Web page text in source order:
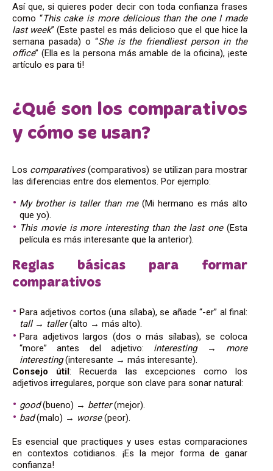
Así que, si quieres poder decir con toda confianza frases
como “This cake is more delicious than the one I made
last week” (Este pastel es más delicioso que el que hice la
semana pasada) o “She is the friendliest person in the
office” (Ella es la persona más amable de la oficina), ¡este
artículo es para ti!
¿Qué son los comparativos
y cómo se usan?
Los comparatives(comparativos) se utilizan para mostrar
las diferencias entre dos elementos. Por ejemplo:
My brother is taller than me(Mi hermano es más alto
que yo).
This movie is more interesting than the last one(Esta
película es más interesante que la anterior).
Reglas básicas para formar
comparativos
Para adjetivos cortos (una sílaba), se añade “-er” al final:
tall→ taller(alto → más alto).
Para adjetivos largos (dos o más sílabas), se coloca
“more” antes del adjetivo: interesting→ more
interesting(interesante → más interesante).
Consejo útil: Recuerda las excepciones como los
adjetivos irregulares, porque son clave para sonar natural:
good(bueno) → better(mejor).
bad(malo) → worse(peor).
Es esencial que practiques y uses estas comparaciones
en contextos cotidianos. ¡Es la mejor forma de ganar
confianza!